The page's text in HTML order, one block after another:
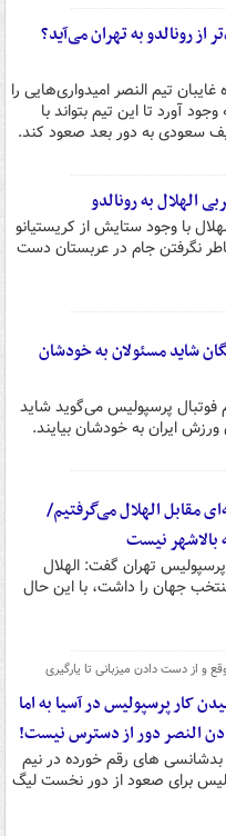
از رونالدو به تهران می‌آید؟
غایبان تیم النصر امیدواری‌هایی را
آورد تا این تیم بتواند با
سعودی به دور بعد صعود کند.
الهلال به رونالدو
با وجود ستایش از کریستیانو
خاطر نگرفتن جام در عربستان دست
شاید مسئولان به خودشان
پرسپولیس می‌گوید شاید
ایران به خودشان بیایند.
مقابل الهلال می‌گرفتیم/
بالاشهر نیست
تهران گفت: الهلال
جهان را داشت، با این حال
و از دست دادن میزبانی تا یارگیری
کار پرسپولیس در آسیا به اما
النصر دور از دسترس نیست!
های رقم خورده در نیم
برای صعود از دور نخست لیگ